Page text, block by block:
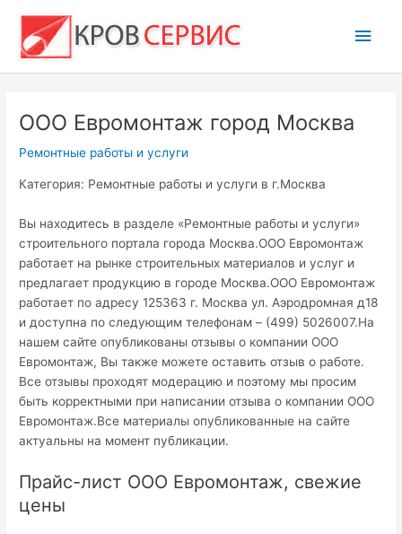
содержимому
ООО Евромонтаж город Москва
Ремонтные работы и услуги
Категория: Ремонтные работы и услуги в г.Москва
Вы находитесь в разделе «Ремонтные работы и услуги»
строительного портала города Москва.ООО Евромонтаж
работает на рынке строительных материалов и услуг и
предлагает продукцию в городе Москва.ООО Евромонтаж
работает по адресу 125363 г. Москва ул. Аэродромная д18
и доступна по следующим телефонам – (499) 5026007.На
нашем сайте опубликованы отзывы о компании ООО
Евромонтаж, Вы также можете оставить отзыв о работе.
Все отзывы проходят модерацию и поэтому мы просим
быть корректными при написании отзыва о компании ООО
Евромонтаж.Все материалы опубликованные на сайте
актуальны на момент публикации.
Прайс-лист ООО Евромонтаж, свежие
цены